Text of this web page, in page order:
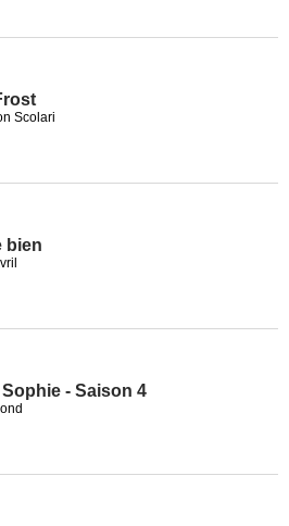
Scolari
bien
Sophie - Saison 4